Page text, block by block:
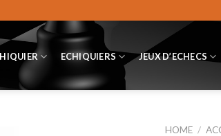
ECHIQUIERS JEUX D’ECHECS
HOME /